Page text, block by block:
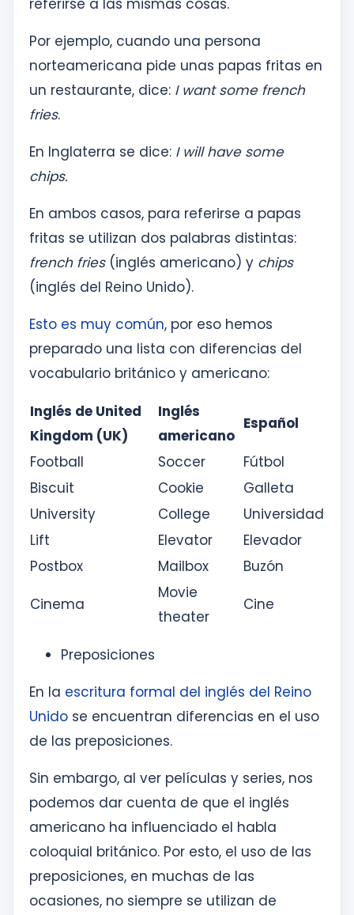
referirse a las mismas cosas.
Por ejemplo, cuando una persona
norteamericana pide unas papas fritas en
un restaurante, dice: I want some french
fries.
En Inglaterra se dice: I will have some
chips.
En ambos casos, para referirse a papas
fritas se utilizan dos palabras distintas:
french fries(inglés americano) y chips
(inglés del Reino Unido).
Esto es muy común, por eso hemos
preparado una lista con diferencias del
vocabulario británico y americano:
Inglés de United
Kingdom (UK)
Inglés
americano
Español
Football Soccer
Fútbol
Biscuit
Cookie
Galleta
University
College
Universidad
Lift
Elevator
Elevador
Postbox
Mailbox
Buzón
Cinema
Movie
theater
Cine
Preposiciones
En la escritura formal del inglés del Reino
Unido se encuentran diferencias en el uso
de las preposiciones.
Sin embargo, al ver películas y series, nos
podemos dar cuenta de que el inglés
americano ha influenciado el habla
coloquial británico. Por esto, el uso de las
preposiciones, en muchas de las
ocasiones, no siempre se utilizan de